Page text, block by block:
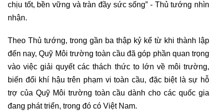
chịu tốt, bền vững và tràn đầy sức sống” - Thủ tướng nhìn
nhận.
Theo Thủ tướng, trong gần ba thập kỷ kể từ khi thành lập
đến nay, Quỹ Môi trường toàn cầu đã góp phần quan trọng
vào việc giải quyết các thách thức to lớn về môi trường,
biến đổi khí hậu trên phạm vi toàn cầu, đặc biệt là sự hỗ
trợ của Quỹ Môi trường toàn cầu dành cho các quốc gia
đang phát triển, trong đó có Việt Nam.